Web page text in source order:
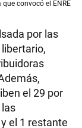
convocó el ENRE
por las
el 29 por
el 1 restante